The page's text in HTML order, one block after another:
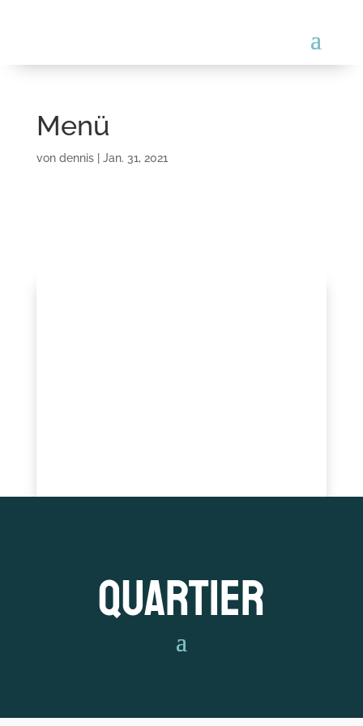
Menü
von dennis| Jan. 31, 2021
Quartier